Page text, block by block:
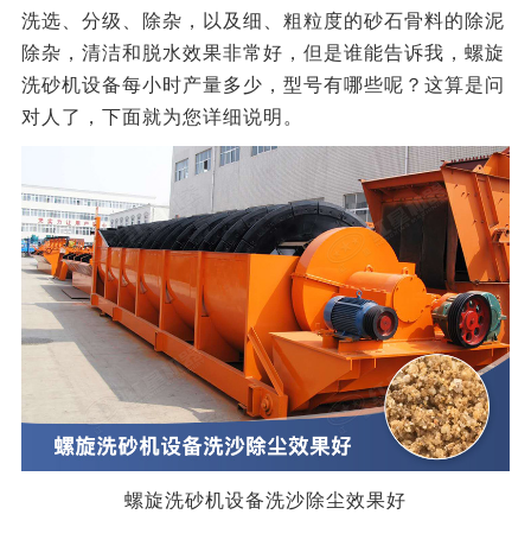
洗选、分级、除杂，以及细、粗粒度的砂石骨料的除泥
除杂，清洁和脱水效果非常好，但是谁能告诉我，螺旋
洗砂机设备每小时产量多少，型号有哪些呢？这算是问
对人了，下面就为您详细说明。
螺旋洗砂机设备洗沙除尘效果好